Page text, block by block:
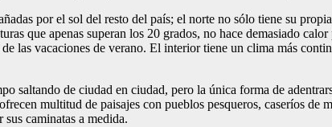
por el sol del resto del país; el norte no sólo tiene su
que apenas superan los 20 grados, no hace demasiado
las vacaciones de verano. El interior tiene un clima más
saltando de ciudad en ciudad, pero la única forma de
multitud de paisajes con pueblos pesqueros, caseríos
caminatas a medida.